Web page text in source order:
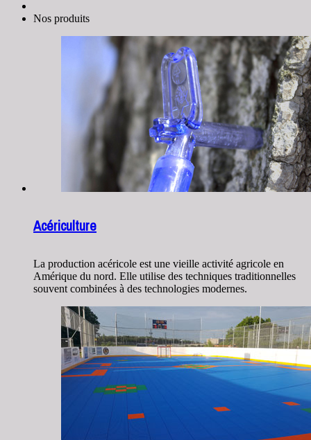
Nos produits
Acériculture
La production acéricole est une vieille activité agricole en
Amérique du nord. Elle utilise des techniques traditionnelles
souvent combinées à des technologies modernes.